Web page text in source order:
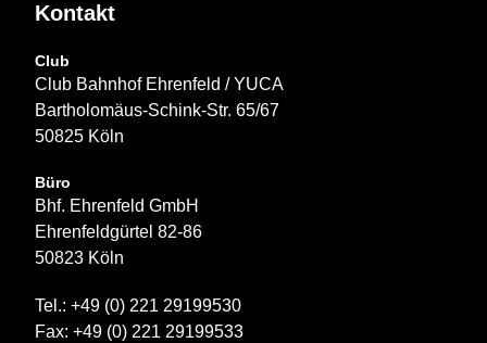
Kontakt
Club
Club Bahnhof Ehrenfeld / YUCA
Bartholomäus-Schink-Str. 65/67
50825 Köln
Büro
Bhf. Ehrenfeld GmbH
Ehrenfeldgürtel 82-86
50823 Köln
Tel.: +49 (0) 221 29199530
Fax: +49 (0) 221 29199533